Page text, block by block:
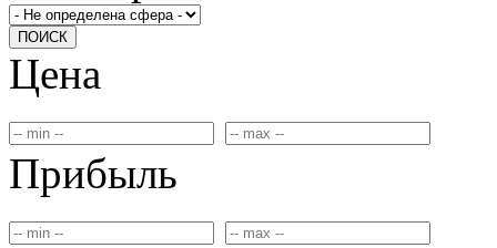
ПОИСК
Цена
Прибыль